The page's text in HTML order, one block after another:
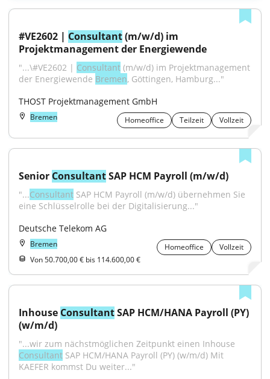
#VE2602 | Consultant (m/w/d) im
Projektmanagement der Energiewende
"...\#VE2602 | Consultant (m/w/d) im Projektmanagement
der Energiewende Bremen, Göttingen, Hamburg..."
THOST Projektmanagement GmbH
Bremen Homeoffice Teilzeit Vollzeit
Senior Consultant SAP HCM Payroll (m/w/d)
"...Consultant SAP HCM Payroll (m/w/d) übernehmen Sie
eine Schlüsselrolle bei der Digitalisierung..."
Deutsche Telekom AG
Bremen Homeoffice
Vollzeit
Von 50.700,00 € bis 114.600,00 €
Inhouse Consultant SAP HCM/HANA Payroll (PY)
(w/m/d)
Consultant SAP HCM/HANA Payroll (PY) (w/m/d) Mit
KAEFER kommst Du weiter..."